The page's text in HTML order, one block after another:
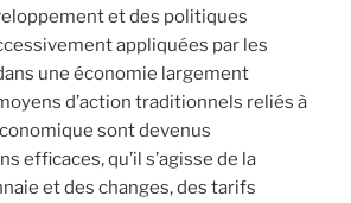
et des politiques
appliquées par les
une économie largement
d’action traditionnels reliés à
sont devenus
efficaces, qu’il s’agisse de la
et des changes, des tarifs